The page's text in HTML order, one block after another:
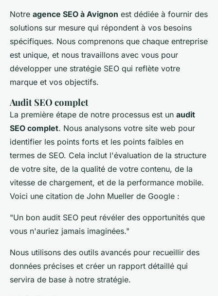
Notre agence SEO à Avignon est dédiée à fournir des
solutions sur mesure qui répondent à vos besoins
spécifiques. Nous comprenons que chaque entreprise
est unique, et nous travaillons avec vous pour
développer une stratégie SEO qui reflète votre
marque et vos objectifs.
Audit SEO complet
La première étape de notre processus est un audit
SEO complet. Nous analysons votre site web pour
identifier les points forts et les points faibles en
termes de SEO. Cela inclut l'évaluation de la structure
de votre site, de la qualité de votre contenu, de la
vitesse de chargement, et de la performance mobile.
Voici une citation de John Mueller de Google :
"Un bon audit SEO peut révéler des opportunités que
vous n'auriez jamais imaginées."
Nous utilisons des outils avancés pour recueillir des
données précises et créer un rapport détaillé qui
servira de base à notre stratégie.